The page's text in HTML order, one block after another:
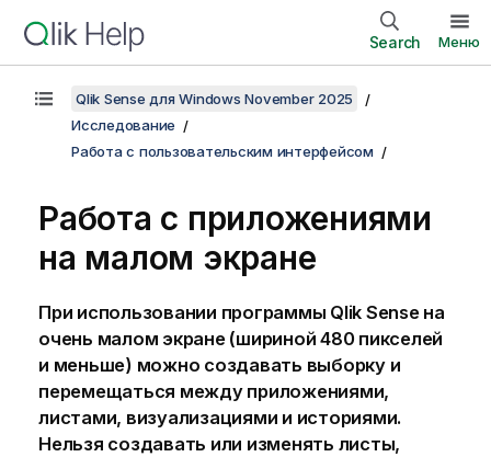
Search Меню
Qlik Sense для Windows November 2025
Исследование
Работа с пользовательским интерфейсом
Работа с приложениями
на малом экране
При использовании программы Qlik Senseна
очень малом экране (шириной 480 пикселей
и меньше) можно создавать выборку и
перемещаться между приложениями,
листами, визуализациями и историями.
Нельзя создавать или изменять листы,